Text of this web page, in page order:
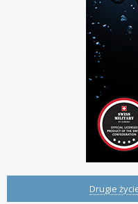
Drugie